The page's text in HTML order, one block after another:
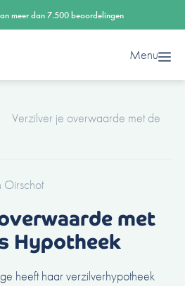
meer dan 7.500 beoordelingen
Menu
Verzilver je overwaarde met de
Oirschot
met
Hypotheek
heeft haar verzilverhypotheek